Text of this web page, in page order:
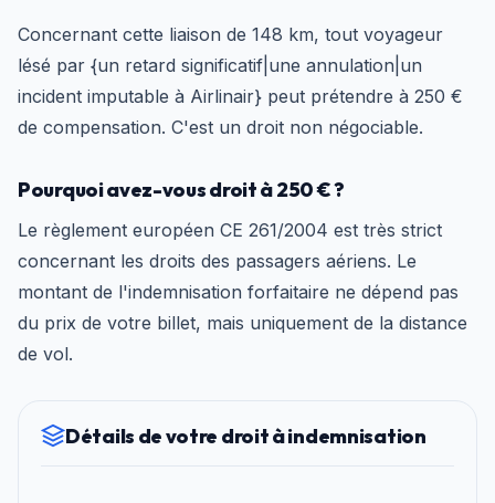
Concernant cette liaison de 148 km, tout voyageur
lésé par {un retard significatif|une annulation|un
incident imputable à Airlinair} peut prétendre à 250 €
de compensation. C'est un droit non négociable.
Pourquoi avez-vous droit à 250 € ?
Le règlement européen CE 261/2004 est très strict
concernant les droits des passagers aériens. Le
montant de l'indemnisation forfaitaire ne dépend pas
du prix de votre billet, mais uniquement de la distance
de vol.
Détails de votre droit à indemnisation